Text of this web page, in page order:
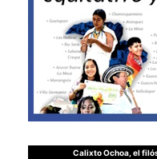
Calixto Ochoa, el